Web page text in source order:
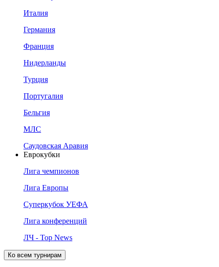
Италия
Германия
Франция
Нидерланды
Турция
Португалия
Бельгия
МЛС
Саудовская Аравия
Еврокубки
Лига чемпионов
Лига Европы
Суперкубок УЕФА
Лига конференций
ЛЧ - Top News
Ко всем турнирам